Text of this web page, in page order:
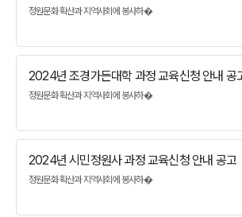
정원문화 확산과 지역사회에 봉사하�
2024년 조경가든대학 과정 교육신청 안내 공
정원문화 확산과 지역사회에 봉사하�
2024년 시민정원사 과정 교육신청 안내 공고
정원문화 확산과 지역사회에 봉사하�